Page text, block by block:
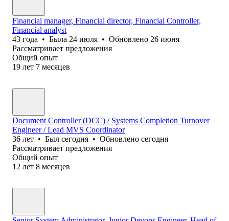
Financial manager, Financial director, Financial Controller,
Financial analyst
43 года • Была 24 июля • Обновлено 26 июня
Рассматривает предложения
Общий опыт
19 лет 7 месяцев
Document Controller (DCC) / Systems Completion Turnover
Engineer / Lead MVS Coordinator
36 лет • Был сегодня • Обновлено сегодня
Рассматривает предложения
Общий опыт
12 лет 8 месяцев